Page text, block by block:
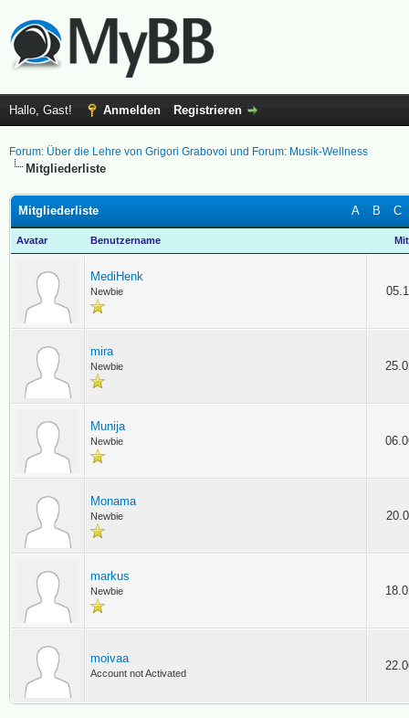
Hallo, Gast! Anmelden Registrieren
Forum: Über die Lehre von Grigori Grabovoi und Forum: Musik-Wellness
Mitgliederliste
A B C
Mitgliederliste
Avatar Benutzername
MediHenk
Newbie
mira
Newbie
Munija
Newbie
Monama
Newbie
markus
Newbie
moivaa
Account not Activated